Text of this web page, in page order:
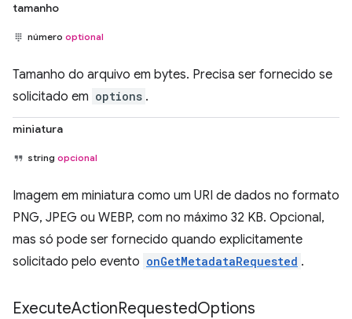
tamanho
número optional
Tamanho do arquivo em bytes. Precisa ser fornecido se
solicitado em options .
miniatura
string opcional
Imagem em miniatura como um URI de dados no formato
PNG, JPEG ou WEBP, com no máximo 32 KB. Opcional,
mas só pode ser fornecido quando explicitamente
solicitado pelo evento onGetMetadataRequested .
ExecuteActionRequestedOptions